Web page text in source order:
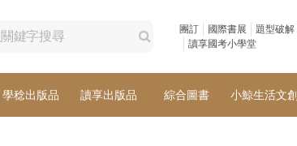
團訂 國際書展 題型破解
讀享國考小學堂
學稔出版品 讀享出版品 綜合圖書 小鯨生活文創